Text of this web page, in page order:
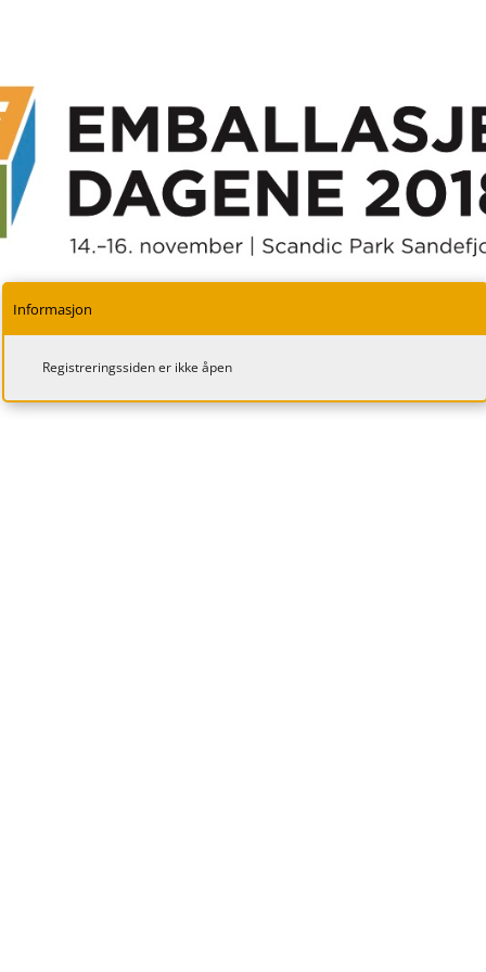
Informasjon
Registreringssiden er ikke åpen